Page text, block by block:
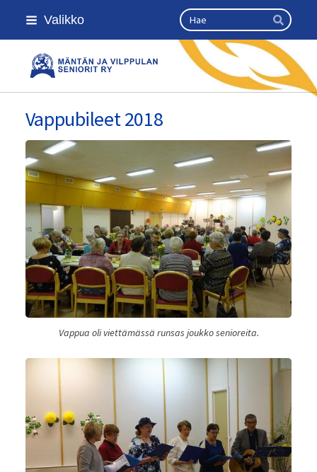
Siirry
sivun
Valikko Haku
Hae
Kansallinen senioriliitto
Vappubileet 2018
Vappua oli viettämässä runsas joukko senioreita.